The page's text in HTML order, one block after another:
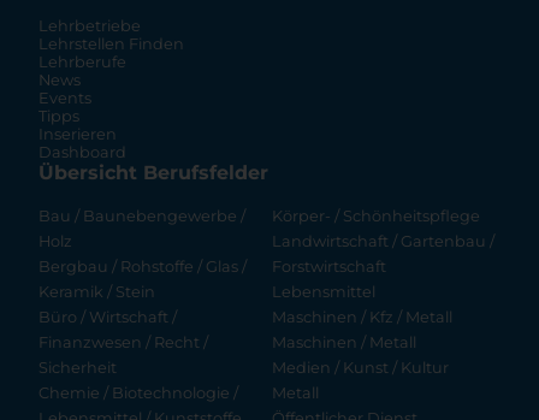
Lehrbetriebe
Lehrstellen Finden
Lehrberufe
News
Events
Tipps
Inserieren
Dashboard
Übersicht Berufsfelder
Bau / Baunebengewerbe /
Holz
Bergbau / Rohstoffe / Glas /
Keramik / Stein
Büro / Wirtschaft /
Finanzwesen / Recht /
Sicherheit
Chemie / Biotechnologie /
Körper- / Schönheitspflege
Landwirtschaft / Gartenbau /
Forstwirtschaft
Lebensmittel
Maschinen / Kfz / Metall
Maschinen / Metall
Medien / Kunst / Kultur
Metall